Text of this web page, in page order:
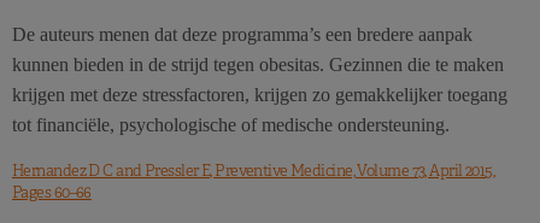
De auteurs menen dat deze programma’s een bredere aanpak
kunnen bieden in de strijd tegen obesitas. Gezinnen die te maken
krijgen met deze stressfactoren, krijgen zo gemakkelijker toegang
tot financiële, psychologische of medische ondersteuning.
Hernandez D C and Pressler E, Preventive Medicine, Volume 73, April 2015,
Pages 60–66